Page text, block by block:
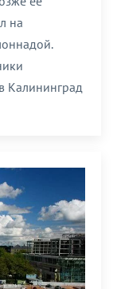
на
Калининград